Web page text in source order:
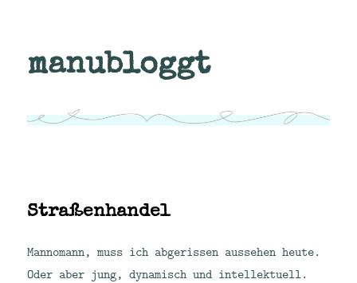
manubloggt
Straßenhandel
Mannomann, muss ich abgerissen aussehen heute.
Oder aber jung, dynamisch und intellektuell.